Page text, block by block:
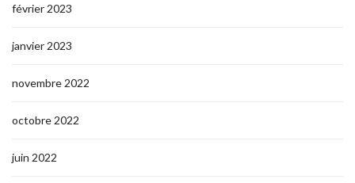
février 2023
janvier 2023
novembre 2022
octobre 2022
juin 2022